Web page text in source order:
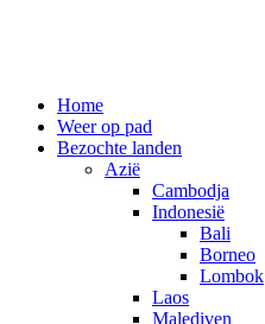
Spring
naar
inhoud
Home
Weer op pad
Bezochte landen
Azië
Cambodja
Indonesië
Bali
Borneo
Lombok
Laos
Malediven